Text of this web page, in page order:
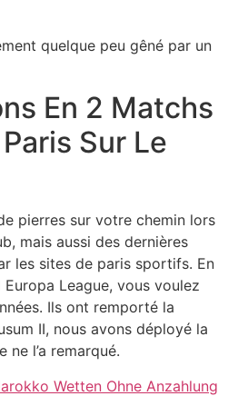
quelque peu gêné par un
En 2 Matchs
Sur Le
pierres sur votre chemin lors
mais aussi des dernières
les sites de paris sportifs. En
League, vous voulez
Ils ont remporté la
II, nous avons déployé la
ne l’a remarqué.
Wetten Ohne Anzahlung